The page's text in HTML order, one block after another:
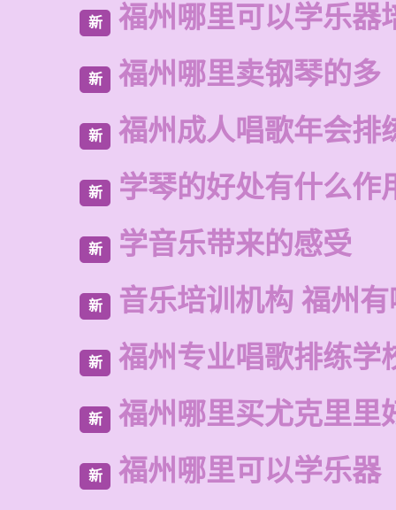
新 福州哪里可以学乐器
新 福州哪里卖钢琴的多
新 福州成人唱歌年会排
新 学琴的好处有什么作
新 学音乐带来的感受
新 音乐培训机构 福州
新 福州专业唱歌排练学
新 福州哪里买尤克里里
新 福州哪里可以学乐器